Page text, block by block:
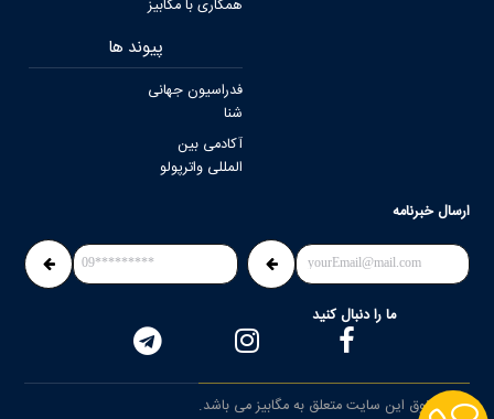
همکاری با مگابیز
پیوند ها
فدراسیون جهانی
شنا
آکادمی بین
المللی واترپولو
ارسال خبرنامه
ما را دنبال کنید
کلیه حقوق این سایت متعلق به مگابیز می باشد.